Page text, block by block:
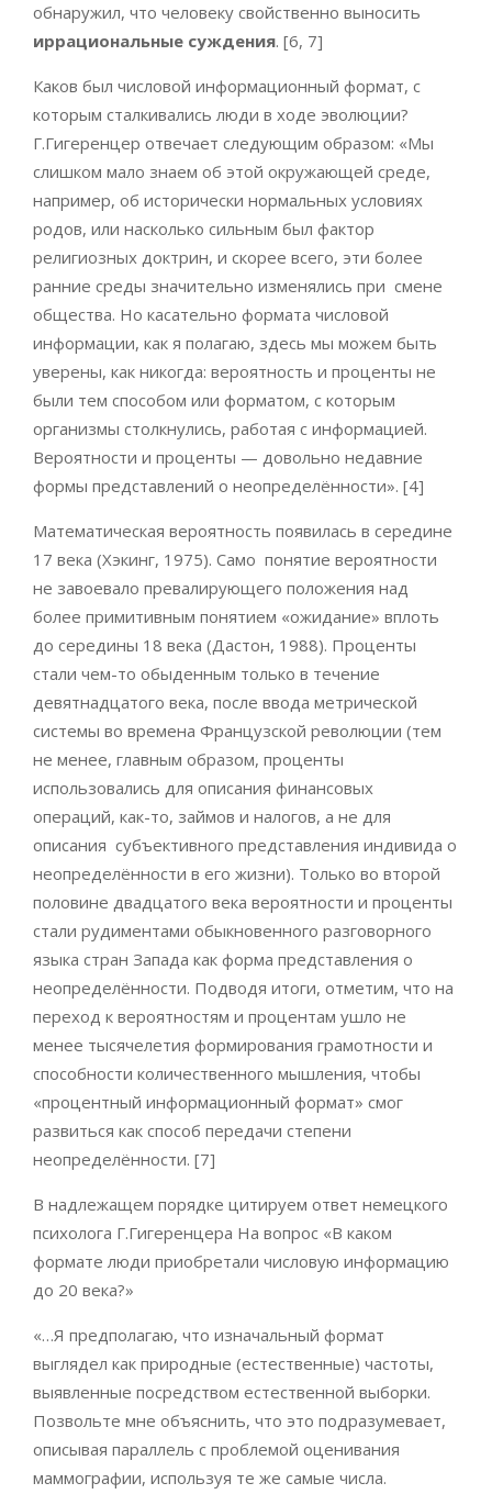
обнаружил, что человеку свойственно выносить
иррациональные суждения. [6, 7]
Каков был числовой информационный формат, с
которым сталкивались люди в ходе эволюции?
Г.Гигеренцер отвечает следующим образом: «Мы
слишком мало знаем об этой окружающей среде,
например, об исторически нормальных условиях
родов, или насколько сильным был фактор
религиозных доктрин, и скорее всего, эти более
ранние среды значительно изменялись при смене
общества. Но касательно формата числовой
информации, как я полагаю, здесь мы можем быть
уверены, как никогда: вероятность и проценты не
были тем способом или форматом, с которым
организмы столкнулись, работая с информацией.
Вероятности и проценты — довольно недавние
формы представлений о неопределённости». [4]
Математическая вероятность появилась в середине
17 века (Хэкинг, 1975). Само понятие вероятности
не завоевало превалирующего положения над
более примитивным понятием «ожидание» вплоть
до середины 18 века (Дастон, 1988). Проценты
стали чем-то обыденным только в течение
девятнадцатого века, после ввода метрической
системы во времена Французской революции (тем
не менее, главным образом, проценты
использовались для описания финансовых
операций, как-то, займов и налогов, а не для
описания субъективного представления индивида о
неопределённости в его жизни). Только во второй
половине двадцатого века вероятности и проценты
стали рудиментами обыкновенного разговорного
языка стран Запада как форма представления о
неопределённости. Подводя итоги, отметим, что на
переход к вероятностям и процентам ушло не
менее тысячелетия формирования грамотности и
способности количественного мышления, чтобы
«процентный информационный формат» смог
развиться как способ передачи степени
неопределённости. [7]
В надлежащем порядке цитируем ответ немецкого
психолога Г.Гигеренцера На вопрос «В каком
формате люди приобретали числовую информацию
до 20 века?»
«…Я предполагаю, что изначальный формат
выглядел как природные (естественные) частоты,
выявленные посредством естественной выборки.
Позвольте мне объяснить, что это подразумевает,
описывая параллель с проблемой оценивания
маммографии, используя те же самые числа.